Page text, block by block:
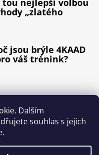
Dalším
souhlas s jejich
.
„zlatého
jsou brýle 4KAAD
váš trénink?
cena /